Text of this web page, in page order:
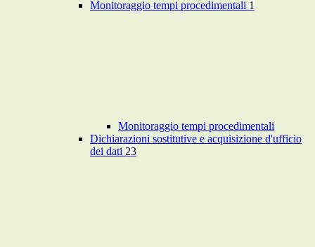
Monitoraggio tempi procedimentali 1
Monitoraggio tempi procedimentali
Dichiarazioni sostitutive e acquisizione d'ufficio
dei dati 23